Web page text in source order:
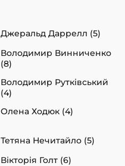
Джеральд Даррелл (5)
Володимир Винниченко
(8)
Володимир Рутківський
(4)
Олена Ходюк (4)
Тетяна Нечитайло (5)
Вікторія Голт (6)